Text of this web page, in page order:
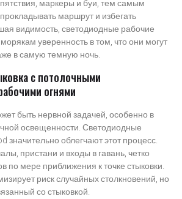
маркеры и буи, тем самым
маршрут и избегать
видимость, светодиодные рабочие
уверенность в том, что они могут
в самую темную ночь.
с потолочными
огнями
быть нервной задачей, особенно в
освещенности. Светодиодные
значительно облегчают этот процесс.
пристани и входы в гавань, четко
по мере приближения к точке стыковки.
риск случайных столкновений, но
со стыковкой.